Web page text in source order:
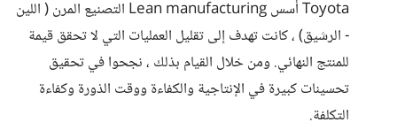
Toyota أسس Lean manufacturing التصنيع المرن ( اللين
- الرشيق) ، كانت تهدف إلى تقليل العمليات التي لا تحقق قيمة
للمنتج النهائي. ومن خلال القيام بذلك ، نجحوا في تحقيق
تحسينات كبيرة في الإنتاجية والكفاءة ووقت الذورة وكفاءة
التكلفة.